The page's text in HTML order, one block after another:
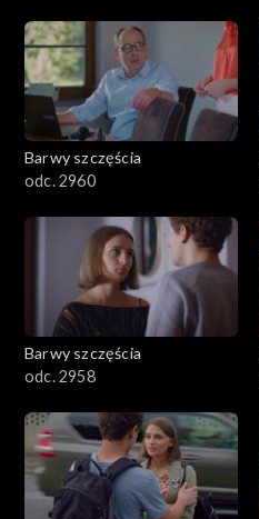
Barwy szczęścia
odc. 2960
Barwy szczęścia
odc. 2958